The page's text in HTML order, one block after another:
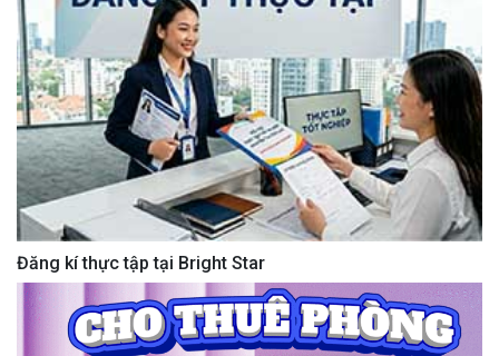
Đăng kí thực tập tại Bright Star